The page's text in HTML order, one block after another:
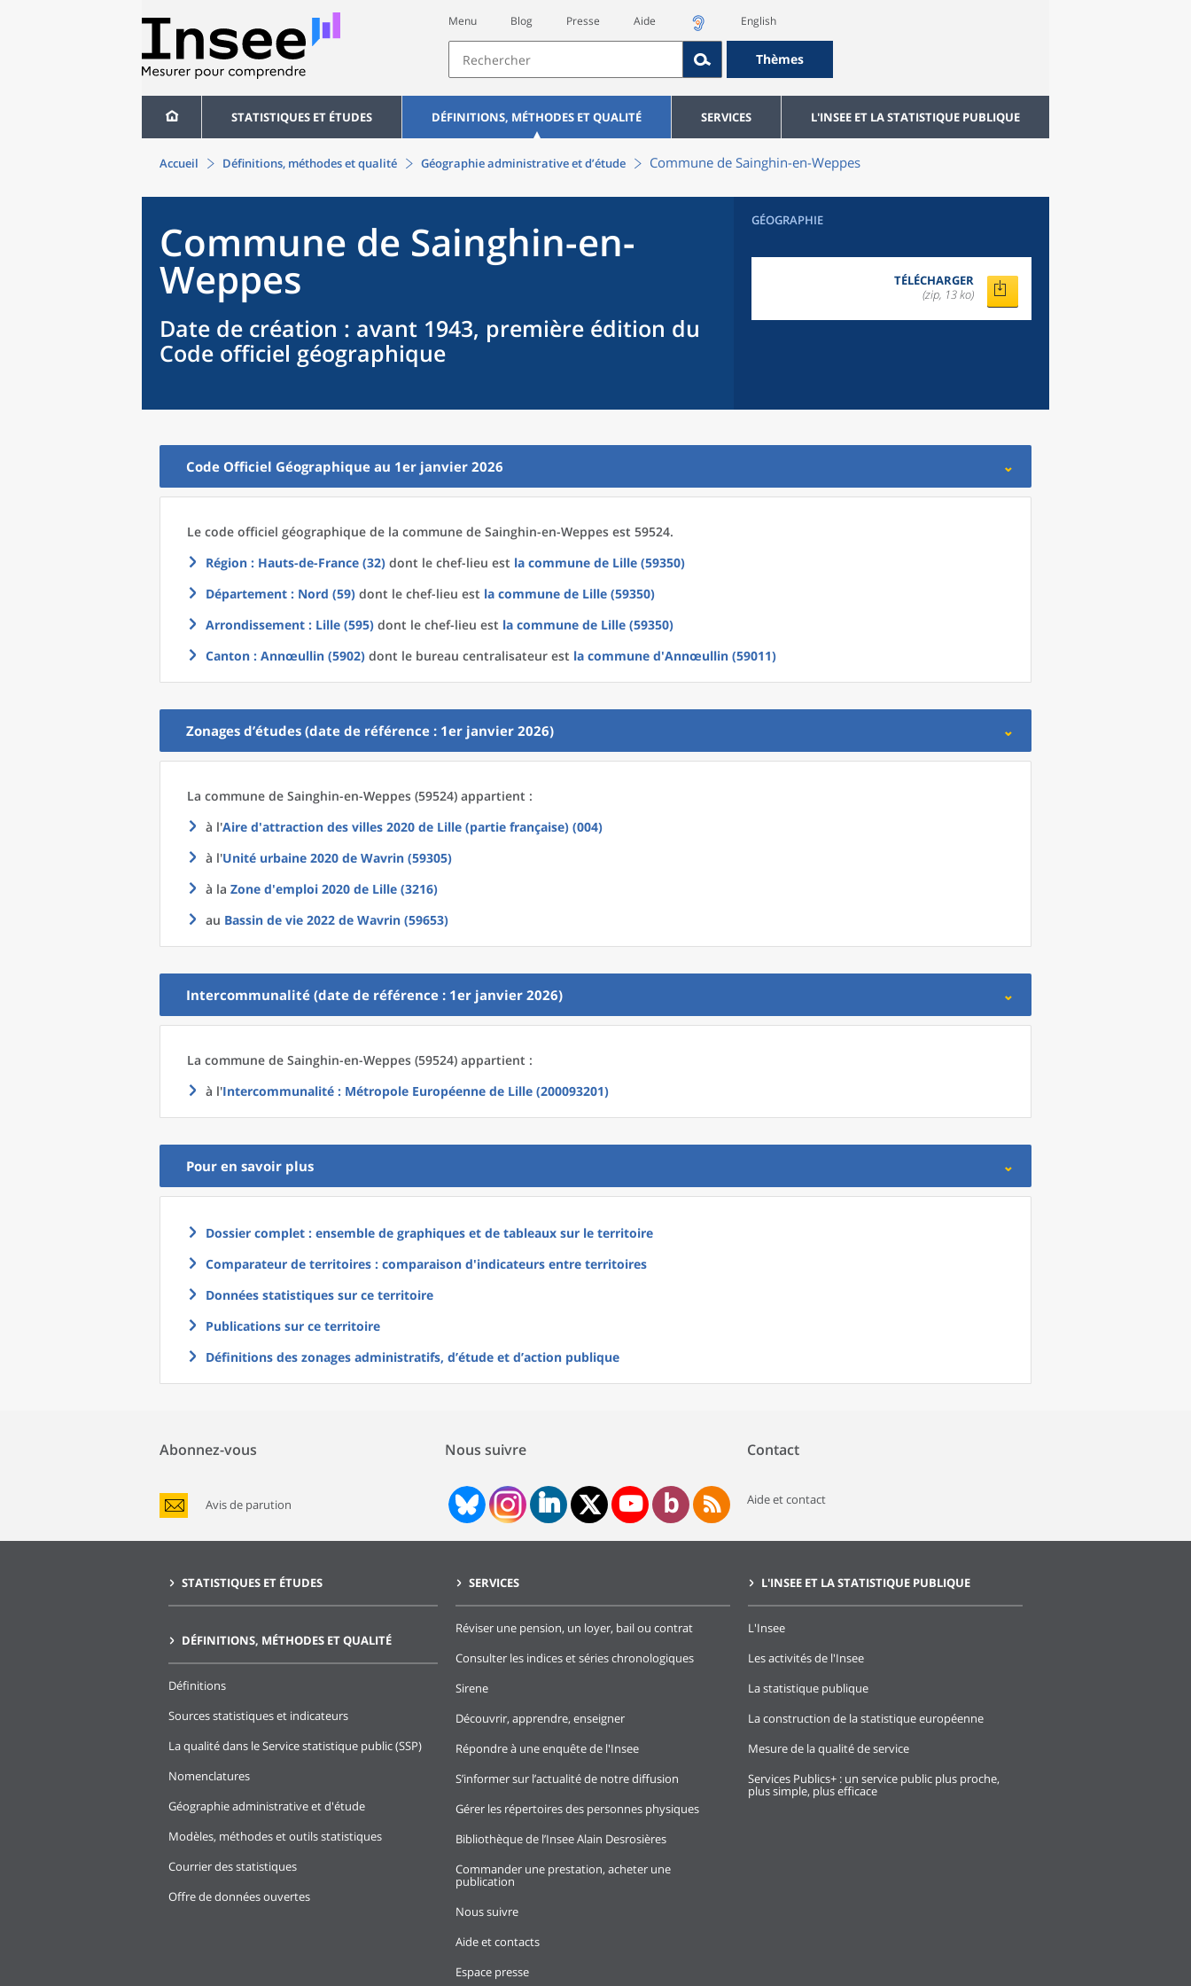
Menu Blog Presse Aide English
Thèmes
STATISTIQUES ET ÉTUDES DÉFINITIONS, MÉTHODES ET QUALITÉ SERVICES L'INSEE ET LA STATISTIQUE PUBLIQUE
Accueil Définitions, méthodes et qualité Géographie administrative et d’étude Commune de Sainghin-en-Weppes
Commune de Sainghin-en-
Weppes
Date de création : avant 1943, première édition du
Code officiel géographique
GÉOGRAPHIE
TÉLÉCHARGER
(zip, 13 ko)
Code Officiel Géographique au 1er janvier 2026
Le code officiel géographique de la commune de Sainghin-en-Weppes est 59524.
Région : Hauts-de-France (32) dont le chef-lieu est la commune de Lille (59350)
Département : Nord (59) dont le chef-lieu est la commune de Lille (59350)
Arrondissement : Lille (595) dont le chef-lieu est la commune de Lille (59350)
Canton : Annœullin (5902) dont le bureau centralisateur est la commune d'Annœullin (59011)
Zonages d’études (date de référence : 1er janvier 2026)
La commune de Sainghin-en-Weppes (59524) appartient :
à l'Aire d'attraction des villes 2020 de Lille (partie française) (004)
à l'Unité urbaine 2020 de Wavrin (59305)
à la Zone d'emploi 2020 de Lille (3216)
au Bassin de vie 2022 de Wavrin (59653)
Intercommunalité (date de référence : 1er janvier 2026)
La commune de Sainghin-en-Weppes (59524) appartient :
à l'Intercommunalité : Métropole Européenne de Lille (200093201)
Pour en savoir plus
Dossier complet : ensemble de graphiques et de tableaux sur le territoire
Comparateur de territoires : comparaison d'indicateurs entre territoires
Données statistiques sur ce territoire
Publications sur ce territoire
Définitions des zonages administratifs, d’étude et d’action publique
Abonnez-vous
Avis de parution
Nous suivre Contact
Aide et contact
STATISTIQUES ET ÉTUDES
DÉFINITIONS, MÉTHODES ET QUALITÉ
Définitions
Sources statistiques et indicateurs
La qualité dans le Service statistique public (SSP)
Nomenclatures
Géographie administrative et d'étude
Modèles, méthodes et outils statistiques
Courrier des statistiques
Offre de données ouvertes
SERVICES
Réviser une pension, un loyer, bail ou contrat
Consulter les indices et séries chronologiques
Sirene
Découvrir, apprendre, enseigner
Répondre à une enquête de l'Insee
S’informer sur l’actualité de notre diffusion
Gérer les répertoires des personnes physiques
Bibliothèque de l’Insee Alain Desrosières
Commander une prestation, acheter une
publication
Nous suivre
Aide et contacts
Espace presse
L'INSEE ET LA STATISTIQUE PUBLIQUE
L'Insee
Les activités de l'Insee
La statistique publique
La construction de la statistique européenne
Mesure de la qualité de service
Services Publics+ : un service public plus proche,
plus simple, plus efficace